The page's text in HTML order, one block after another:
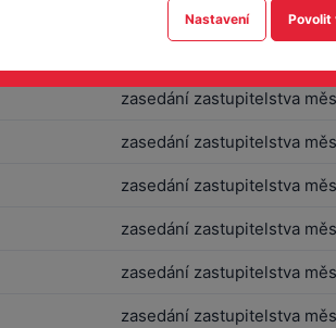
zasedání zastupitelstva
zasedání zastupitelstva
zasedání zastupitelstva
zasedání zastupitelstva
zasedání zastupitelstva
zasedání zastupitelstva
zasedání zastupitelstva
Nastavení Povolit